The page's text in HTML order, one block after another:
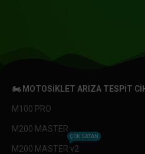
🏍️ MOTOSIKLET ARIZA TESPIT
M100 PRO
M200 MASTER
M200 MASTER v2
ÇOK SATAN